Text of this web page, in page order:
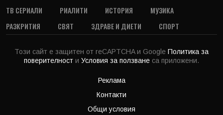
ТВ СЕРИАЛИ
РИАЛИТИ ИСТОРИЯ
МУЗИКА
РАЗКРИТИЯ
СВЯТ ЗДРАВЕ И ДИЕТИ СПОРТ
Този сайт е защитен от reCAPTCHA и Google Политика за
поверителност и Условия за ползване са приложени.
Реклама
Контакти
Общи условия